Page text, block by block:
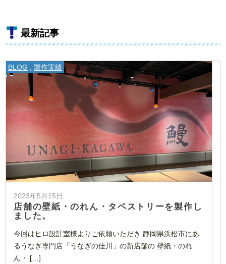
最新記事
BLOG 製作実績
2023年5月15日
店舗の壁紙・のれん・タペストリーを製作し
ました。
今回はヒロ設計室様よりご依頼いただき 静岡県浜松市にあ
るうなぎ専門店「うなぎの佳川」の新店舗の 壁紙・のれ
ん・ […]